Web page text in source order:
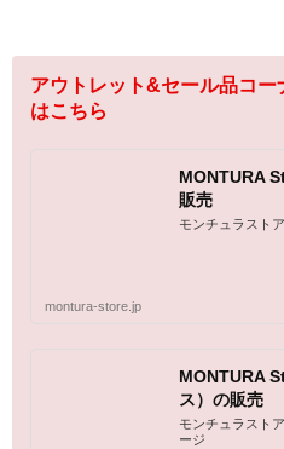
アウトレット&セール品コー
はこちら
MONTURA
販売
モンチュラスト
montura-store.jp
MONTURA
ス）の販売
モンチュラスト
ージ